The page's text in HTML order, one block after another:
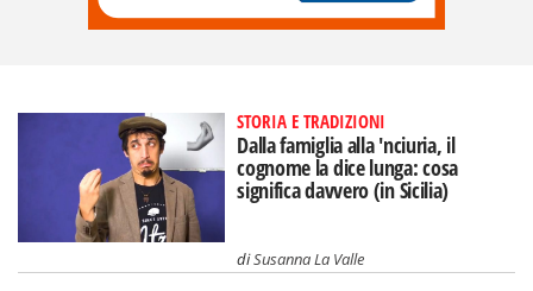
STORIA E TRADIZIONI
Dalla famiglia alla 'nciuria, il
cognome la dice lunga: cosa
significa davvero (in Sicilia)
diSusanna La Valle